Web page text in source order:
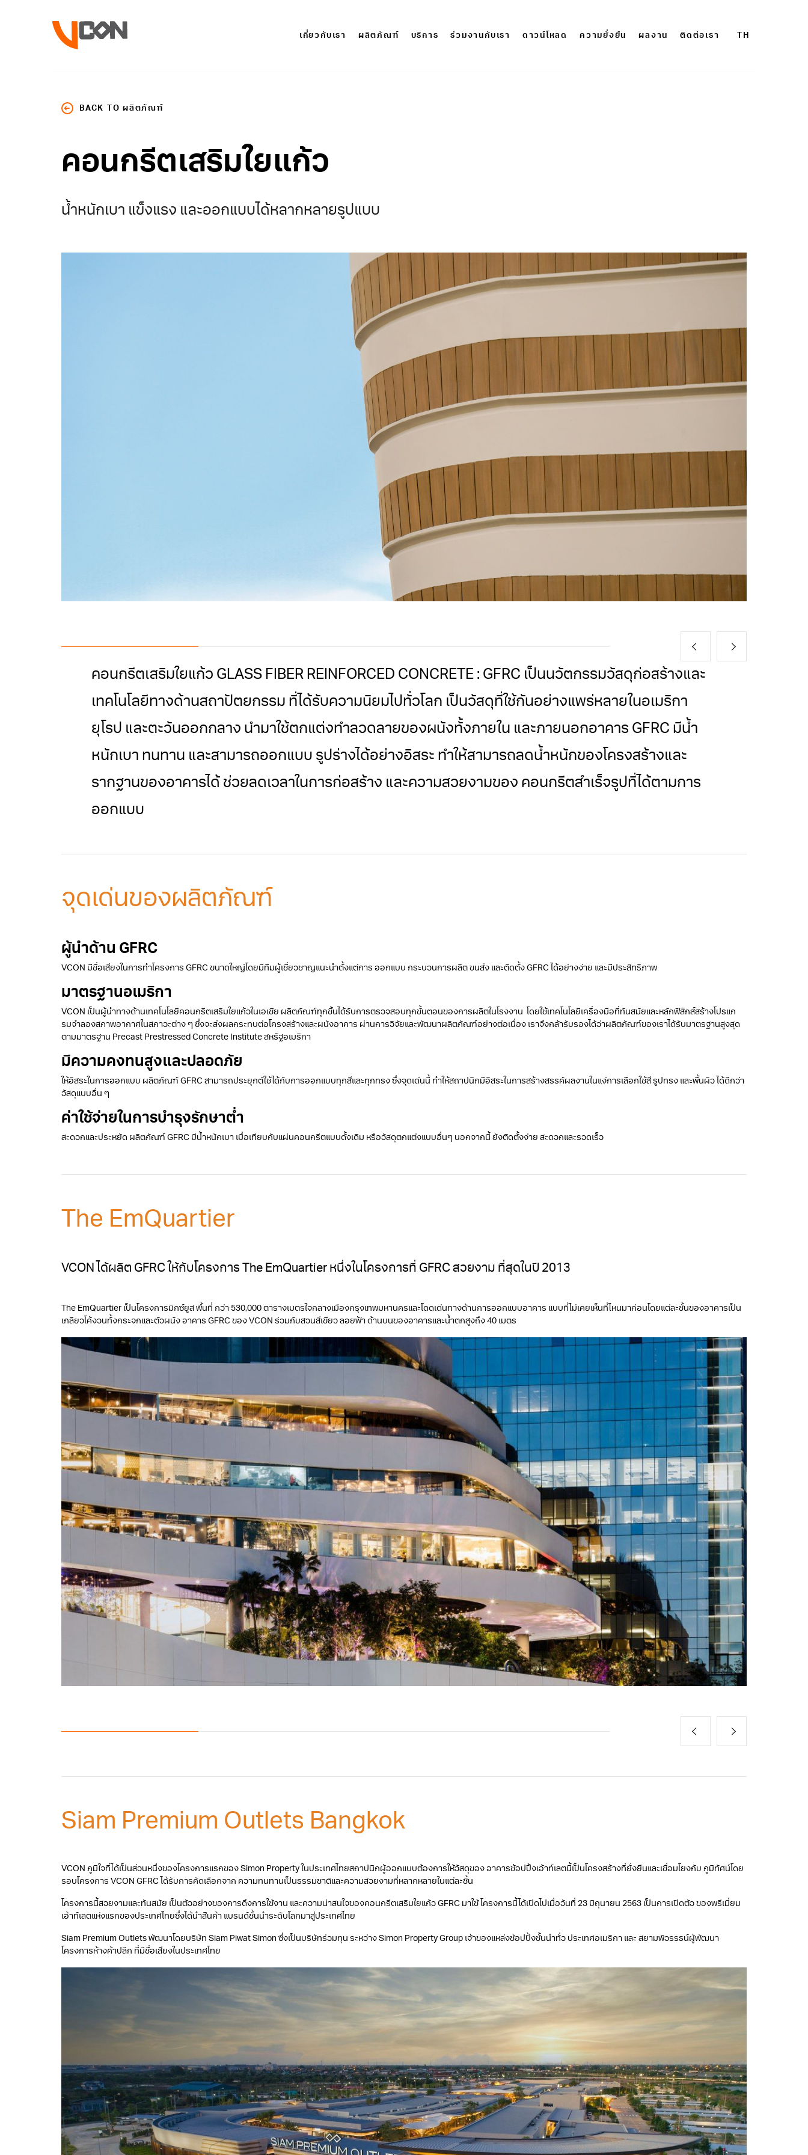
เกี่ยวกับเรา ผลิตภัณฑ์ บริการ ร่วมงานกับเรา ดาวน์โหลด ความยั่งยืน ผลงาน ติดต่อเรา TH
BACK TO ผลิตภัณฑ์
คอนกรีตเสริมใยแก้ว
น้ำหนักเบา แข็งแรง และออกแบบได้หลากหลายรูปแบบ
คอนกรีตเสริมใยแก้ว GLASS FIBER REINFORCED CONCRETE : GFRC เป็นนวัตกรรมวัสดุก่อสร้างและ
เทคโนโลยีทางด้านสถาปัตยกรรม ที่ได้รับความนิยมไปทั่วโลก เป็นวัสดุที่ใช้กันอย่างแพร่หลายในอเมริกา
ยุโรป และตะวันออกกลาง นํามาใช้ตกแต่งทําลวดลายของผนังทั้งภายใน และภายนอกอาคาร GFRC มีน้ำ
หนักเบา ทนทาน และสามารถออกแบบ รูปร่างได้อย่างอิสระ ทําให้สามารถลดน้ำหนักของโครงสร้างและ
รากฐานของอาคารได้ ช่วยลดเวลาในการก่อสร้าง และความสวยงามของ คอนกรีตสําเร็จรูปที่ได้ตามการ
ออกแบบ
จุดเด่นของผลิตภัณฑ์
ผู้นำด้าน GFRC
VCON มีชื่อเสียงในการทําโครงการ GFRC ขนาดใหญ่โดยมีทีมผู้เชี่ยวชาญแนะนําตั้งแต่การ ออกแบบ กระบวนการผลิต ขนส่ง และติดตั้ง GFRC ได้อย่างง่าย และมีประสิทธิภาพ
มาตรฐานอเมริกา
VCON เป็นผู้นําทางด้านเทคโนโลยีคอนกรีตเสริมใยแก้วในเอเชีย ผลิตภัณฑ์ทุกชิ้นได้รับการตรวจสอบทุกขั้นตอนของการผลิตในโรงงาน โดยใช้เทคโนโลยีเครื่องมือที่ทันสมัยและหลักฟิสิกส์สร้างโปรแก
รมจําลองสภาพอากาศในสภาวะต่าง ๆ ซึ่งจะส่งผลกระทบต่อโครงสร้างและผนังอาคาร ผ่านการวิจัยและพัฒนาผลิตภัณฑ์อย่างต่อเนื่อง เราจึงกล้ารับรองได้ว่าผลิตภัณฑ์ของเราได้รับมาตรฐานสูงสุด
ตามมาตรฐาน Precast Prestressed Concrete Institute สหรัฐอเมริกา
มีความคงทนสูงและปลอดภัย
ให้อิสระในการออกแบบ ผลิตภัณฑ์ GFRC สามารถประยุกต์ใช้ได้กับการออกแบบทุกสีและทุกทรง ซึ่งจุดเด่นนี้ ทําให้สถาปนิกมีอิสระในการสร้างสรรค์ผลงานในแง่การเลือกใช้สี รูปทรง และพื้นผิว ได้ดีกว่า
วัสดุแบบอื่น ๆ
ค่าใช้จ่ายในการบํารุงรักษาต่ำ
สะดวกและประหยัด ผลิตภัณฑ์ GFRC มีน้ำหนักเบา เมื่อเทียบกับแผ่นคอนกรีตแบบดั้งเดิม หรือวัสดุตกแต่งแบบอื่นๆ นอกจากนี้ ยังติดตั้งง่าย สะดวกและรวดเร็ว
The EmQuartier
VCON ได้ผลิต GFRC ให้กับโครงการ The EmQuartier หนึ่งในโครงการที่ GFRC สวยงาม ที่สุดในปี 2013
The EmQuartier เป็นโครงการมิกซ์ยูส พื้นที่ กว่า 530,000 ตารางเมตรใจกลางเมืองกรุงเทพมหานครและโดดเด่นทางด้านการออกแบบอาคาร แบบที่ไม่เคยเห็นที่ไหนมาก่อนโดยแต่ละชั้นของอาคารเป็น
เกลียวโค้งวนทั้งกระจกและตัวผนัง อาคาร GFRC ของ VCON ร่วมกับสวนสีเขียว ลอยฟ้า ด้านบนของอาคารและน้ำตกสูงถึง 40 เมตร
Siam Premium Outlets Bangkok
VCON ภูมิใจที่ได้เป็นส่วนหนึ่งของโครงการแรกของ Simon Property ในประเทศไทยสถาปนิกผู้ออกแบบต้องการให้วัสดุของ อาคารช้อปปิ้งเอ้าท์เลตนี้เป็นโครงสร้างที่ยั่งยืนและเชื่อมโยงกับ ภูมิทัศน์โดย
รอบโครงการ VCON GFRC ได้รับการคัดเลือกจาก ความทนทานเป็นธรรมชาติและความสวยงามที่หลากหลายในแต่ละชิ้น
โครงการนี้สวยงามและทันสมัย เป็นตัวอย่างของการดึงการใช้งาน และความน่าสนใจของคอนกรีตเสริมใยแก้ว GFRC มาใช้ โครงการนี้ได้เปิดไปเมื่อวันที่ 23 มิถุนายน 2563 เป็นการเปิดตัว ของพรีเมี่ยม
เอ้าท์เลตแห่งแรกของประเทศไทยซึ่งได้นําสินค้า แบรนด์ชั้นนําระดับโลกมาสู่ประเทศไทย
Siam Premium Outlets พัฒนาโดยบริษัท Siam Piwat Simon ซึ่งเป็นบริษัทร่วมทุน ระหว่าง Simon Property Group เจ้าของแหล่งช้อปปิ้งชั้นนําทั่ว ประเทศอเมริกา และ สยามพิวรรธน์ผู้พัฒนา
โครงการห้างค้าปลีก ที่มีชื่อเสียงในประเทศไทย